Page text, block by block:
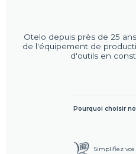
Otelo depuis près de 25
de l'équipement de
d'outils en
Pourquoi choisir
Simplifiez vos